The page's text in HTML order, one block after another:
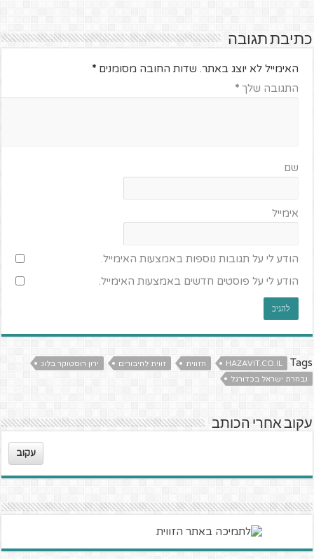
כתיבת תגובה
האימייל לא יוצג באתר. שדות החובה מסומנים*
התגובה שלך*
שם
אימייל
הודע לי על תגובות נוספות באמצעות האימייל.
הודע לי על פוסטים חדשים באמצעות האימייל.
Tags
HAZAVIT.CO.IL הזווית זווית לחיבורים
ירון רוסטוקר בלוג
נבחרת ישראל בכדורגל
עקוב אחרי הכותב
עקוב